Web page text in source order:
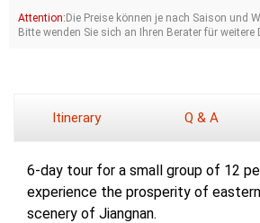
Attention:Die Preise können je nach Saison und
Bitte wenden Sie sich an Ihren Berater für weitere
Itinerary Q & A
6-day tour for a small group of 12
experience the prosperity of
scenery of Jiangnan.